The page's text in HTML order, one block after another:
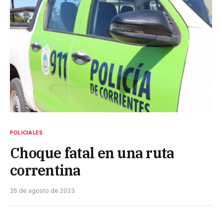
POLICIALES
Choque fatal en una ruta
correntina
26 de agosto de 2023